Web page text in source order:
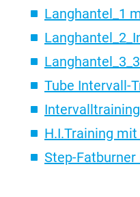
Langhantel_1
Tube Intervall-
H.I.Training
Step-